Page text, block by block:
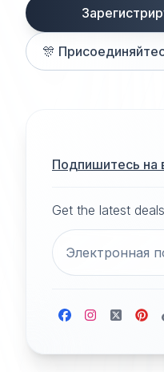
🎊
Подпишитесь на
Get the latest